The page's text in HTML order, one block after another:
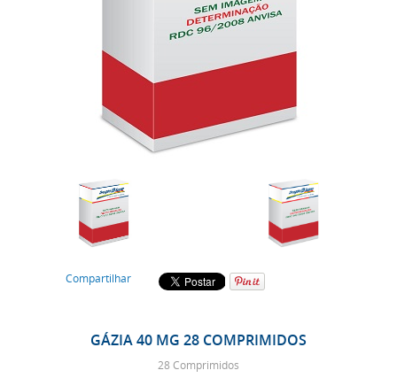
Compartilhar
GÁZIA 40 MG 28 COMPRIMIDOS
28 Comprimidos